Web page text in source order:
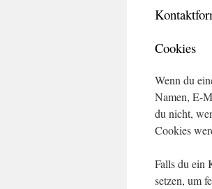
Cookies
Wenn du
Namen, E-
du nicht,
Cookies
Falls du ein
setzen, um